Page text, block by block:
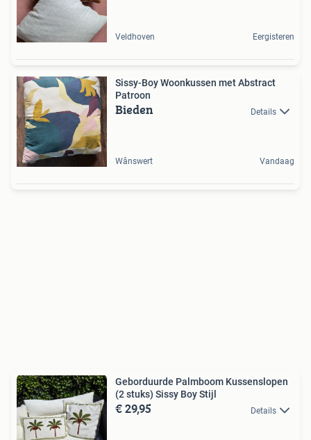
Veldhoven Eergisteren
Sissy-Boy Woonkussen met Abstract
Patroon
Bieden Details
Wânswert Vandaag
Geborduurde Palmboom Kussenslopen
(2 stuks) Sissy Boy Stijl
€ 29,95 Details